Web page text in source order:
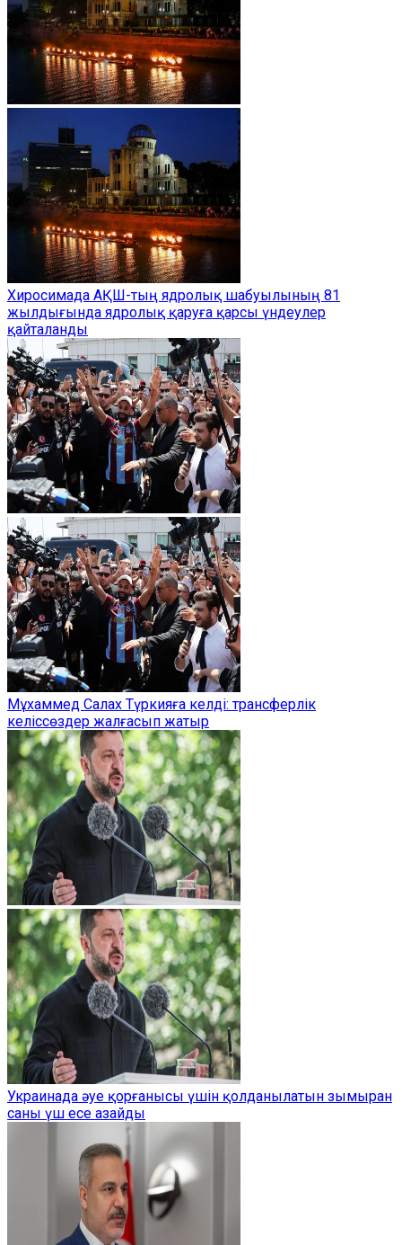
Хиросимада АҚШ-тың ядролық шабуылының 81
жылдығында ядролық қаруға қарсы үндеулер
қайталанды
Мұхаммед Салах Түркияға келді: трансферлік
келіссөздер жалғасып жатыр
Украинада әуе қорғанысы үшін қолданылатын зымыран
саны үш есе азайды